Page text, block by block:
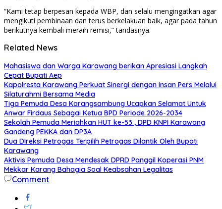
“Kami tetap berpesan kepada WBP, dan selalu mengingatkan agar
mengikuti pembinaan dan terus berkelakuan baik, agar pada tahun
berikutnya kembali meraih remisi,” tandasnya.
Related News
Mahasiswa dan Warga Karawang berikan Apresiasi Langkah
Cepat Bupati Aep
Kapolresta Karawang Perkuat Sinergi dengan Insan Pers Melalui
Silaturahmi Bersama Media
Tiga Pemuda Desa Karangsambung Ucapkan Selamat Untuk
Anwar Firdaus Sebagai Ketua BPD Periode 2026-2034
Sekolah Pemuda Meriahkan HUT ke-53 , DPD KNPI Karawang
Gandeng PEKKA dan DP3A
Dua DIreksi Petrogas Terpilih Petrogas Dilantik Oleh Bupati
Karawang
Aktivis Pemuda Desa Mendesak DPRD Panggil Koperasi PNM
Mekkar Karang Bahagia Soal Keabsahan Legalitas
Comment